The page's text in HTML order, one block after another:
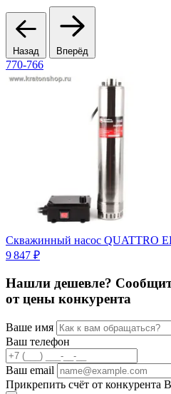
Назад Вперёд
770-766
Скважинный насос QUATTRO
9 847 ₽
Нашли дешевле?
от цены конкурента
Ваше имя
Ваш телефон
Ваш email
Прикрепить счёт от конкурента